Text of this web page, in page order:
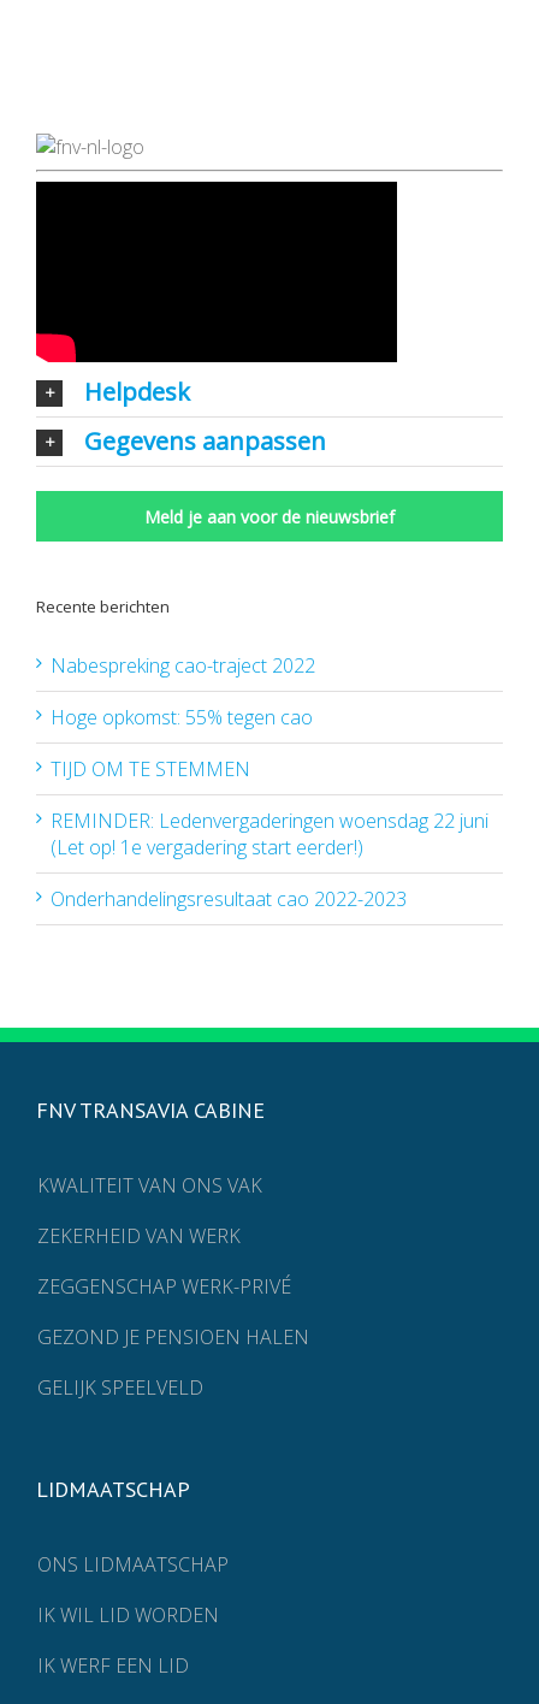
Helpdesk
Gegevens aanpassen
Meld je aan voor de nieuwsbrief
Recente berichten
Nabespreking cao-traject 2022
Hoge opkomst: 55% tegen cao
TIJD OM TE STEMMEN
REMINDER: Ledenvergaderingen woensdag 22 juni
(Let op! 1e vergadering start eerder!)
Onderhandelingsresultaat cao 2022-2023
FNV TRANSAVIA CABINE
KWALITEIT VAN ONS VAK
ZEKERHEID VAN WERK
ZEGGENSCHAP WERK-PRIVÉ
GEZOND JE PENSIOEN HALEN
GELIJK SPEELVELD
LIDMAATSCHAP
ONS LIDMAATSCHAP
IK WIL LID WORDEN
IK WERF EEN LID